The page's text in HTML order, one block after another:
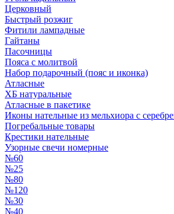
Церковный
Быстрый розжиг
Фитили лампадные
Гайтаны
Пасочницы
Пояса с молитвой
Набор подарочный (пояс и иконка)
Атласные
ХБ натуральные
Атласные в пакетике
Иконы нательные из мельхиора с
Погребальные товары
Крестики нательные
Узорные свечи номерные
№60
№25
№80
№120
№30
№40